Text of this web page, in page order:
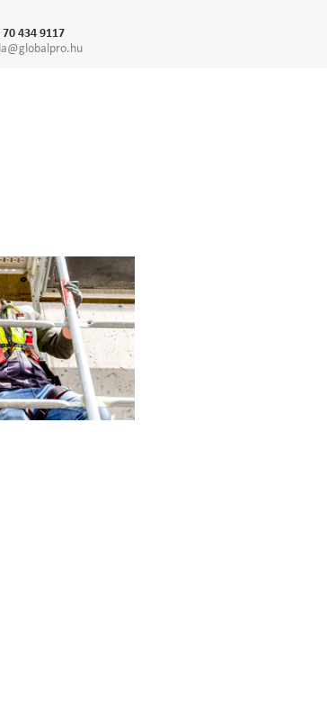
70 434 9117